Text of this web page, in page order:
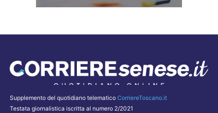
Supplemento del quotidiano telematico CorriereToscano.it
Testata giornalistica iscritta al numero 2/2021